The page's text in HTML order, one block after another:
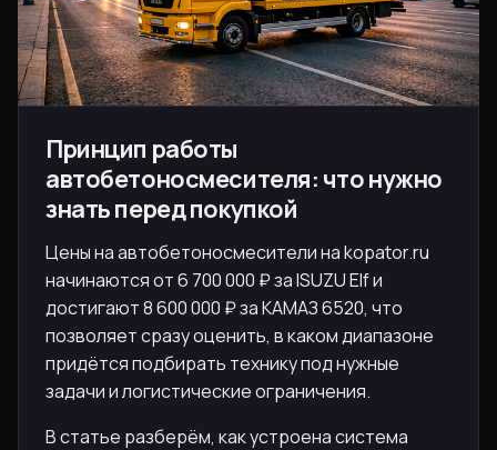
Принцип работы
автобетоносмесителя: что нужно
знать перед покупкой
Цены на автобетоносмесители на kopator.ru
начинаются от 6 700 000 ₽ за ISUZU Elf и
достигают 8 600 000 ₽ за КАМАЗ 6520, что
позволяет сразу оценить, в каком диапазоне
придётся подбирать технику под нужные
задачи и логистические ограничения.
В статье разберём, как устроена система